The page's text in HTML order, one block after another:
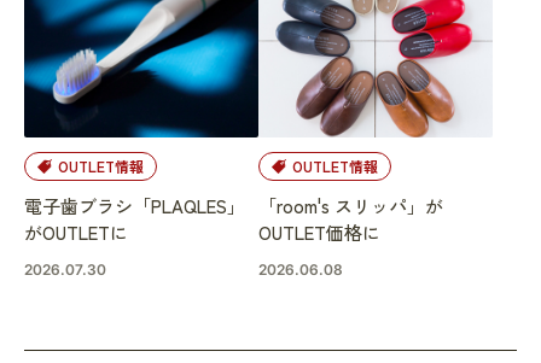
OUTLET情報
電子歯ブラシ「PLAQLES」
がOUTLETに
2026.07.30
OUTLET情報
「room's スリッパ」が
OUTLET価格に
2026.06.08